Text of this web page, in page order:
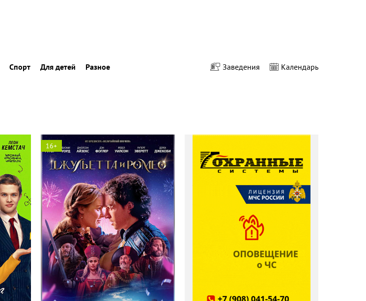
Спорт Для детей Разное Заведения Календарь
16+
Солярис кинотеатр